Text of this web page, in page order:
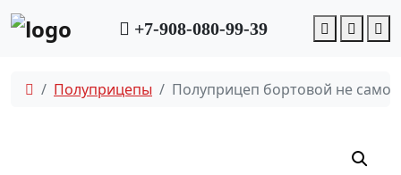
+7-908-080-99-39 Account
Cart
Полуприцепы Полуприцеп бортовой не